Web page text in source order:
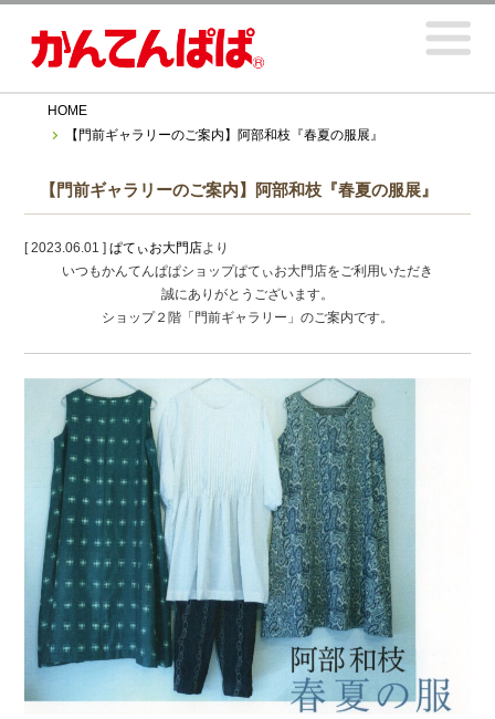
HOME
【門前ギャラリーのご案内】阿部和枝『春夏の服展』
【門前ギャラリーのご案内】阿部和枝『春夏の服展』
[ 2023.06.01 ]ぱてぃお大門店より
いつもかんてんぱぱショップぱてぃお大門店をご利用いただき
誠にありがとうございます。
ショップ２階「門前ギャラリー」のご案内です。